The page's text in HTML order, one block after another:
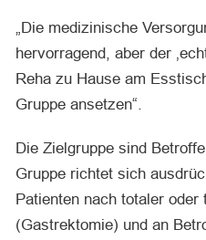
„Die medizinische
hervorragend, aber der
Reha zu Hause am
Gruppe ansetzen“.
Die Zielgruppe sind
Gruppe richtet sich
Patienten nach totaler
(Gastrektomie) und an